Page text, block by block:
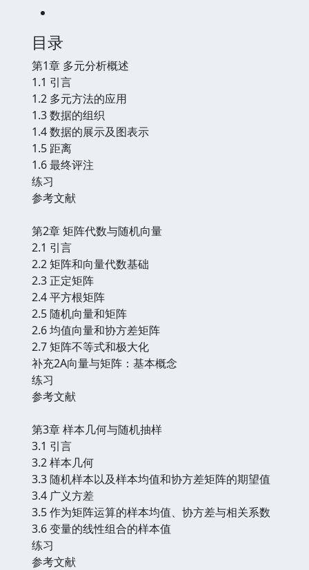
目录
第1章 多元分析概述
1.1 引言
1.2 多元方法的应用
1.3 数据的组织
1.4 数据的展示及图表示
1.5 距离
1.6 最终评注
练习
参考文献
第2章 矩阵代数与随机向量
2.1 引言
2.2 矩阵和向量代数基础
2.3 正定矩阵
2.4 平方根矩阵
2.5 随机向量和矩阵
2.6 均值向量和协方差矩阵
2.7 矩阵不等式和极大化
补充2A向量与矩阵：基本概念
练习
参考文献
第3章 样本几何与随机抽样
3.1 引言
3.2 样本几何
3.3 随机样本以及样本均值和协方差矩阵的期望值
3.4 广义方差
3.5 作为矩阵运算的样本均值、协方差与相关系数
3.6 变量的线性组合的样本值
练习
参考文献